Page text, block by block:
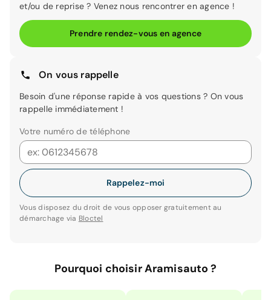
et/ou de reprise ? Venez nous rencontrer en agence !
Prendre rendez-vous en agence
On vous rappelle
Besoin d'une réponse rapide à vos questions ? On vous
rappelle immédiatement !
Votre numéro de téléphone
Rappelez-moi
Vous disposez du droit de vous opposer gratuitement au
démarchage via Bloctel
Pourquoi choisir Aramisauto ?